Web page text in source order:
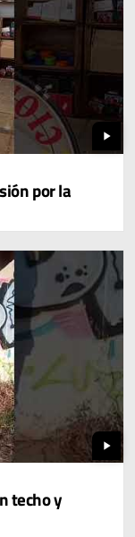
play_arrow
por la
play_arrow
techo y